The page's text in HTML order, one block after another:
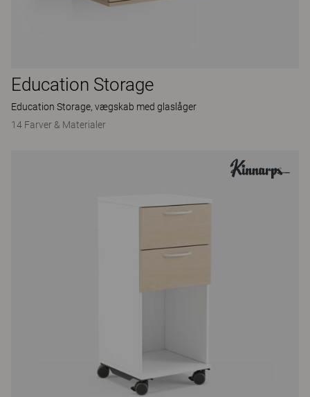
Education Storage
Education Storage, vægskab med glaslåger
14 Farver & Materialer